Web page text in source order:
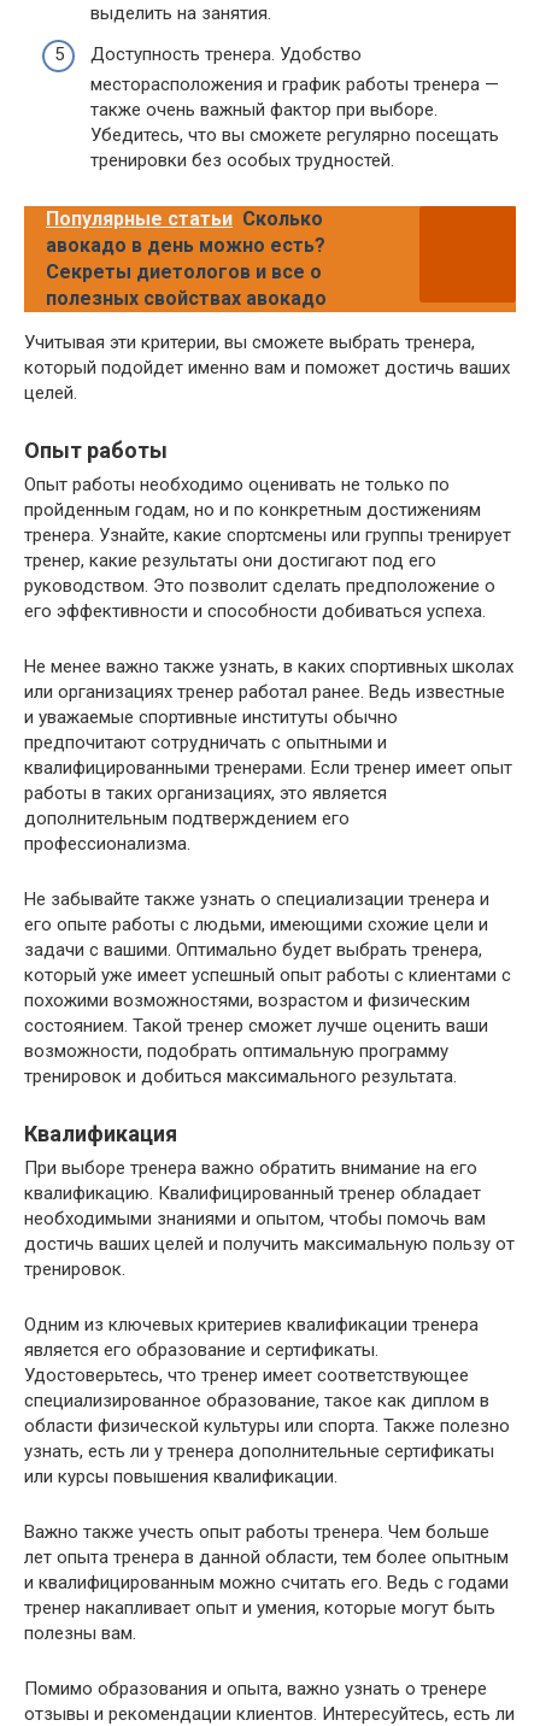
выделить на занятия.
Доступность тренера. Удобство
месторасположения и график работы тренера —
также очень важный фактор при выборе.
Убедитесь, что вы сможете регулярно посещать
тренировки без особых трудностей.
Популярные статьи Сколько
авокадо в день можно есть?
Секреты диетологов и все о
полезных свойствах авокадо
Учитывая эти критерии, вы сможете выбрать тренера,
который подойдет именно вам и поможет достичь ваших
целей.
Опыт работы
Опыт работы необходимо оценивать не только по
пройденным годам, но и по конкретным достижениям
тренера. Узнайте, какие спортсмены или группы тренирует
тренер, какие результаты они достигают под его
руководством. Это позволит сделать предположение о
его эффективности и способности добиваться успеха.
Не менее важно также узнать, в каких спортивных школах
или организациях тренер работал ранее. Ведь известные
и уважаемые спортивные институты обычно
предпочитают сотрудничать с опытными и
квалифицированными тренерами. Если тренер имеет опыт
работы в таких организациях, это является
дополнительным подтверждением его
профессионализма.
Не забывайте также узнать о специализации тренера и
его опыте работы с людьми, имеющими схожие цели и
задачи с вашими. Оптимально будет выбрать тренера,
который уже имеет успешный опыт работы с клиентами с
похожими возможностями, возрастом и физическим
состоянием. Такой тренер сможет лучше оценить ваши
возможности, подобрать оптимальную программу
тренировок и добиться максимального результата.
Квалификация
При выборе тренера важно обратить внимание на его
квалификацию. Квалифицированный тренер обладает
необходимыми знаниями и опытом, чтобы помочь вам
достичь ваших целей и получить максимальную пользу от
тренировок.
Одним из ключевых критериев квалификации тренера
является его образование и сертификаты.
Удостоверьтесь, что тренер имеет соответствующее
специализированное образование, такое как диплом в
области физической культуры или спорта. Также полезно
узнать, есть ли у тренера дополнительные сертификаты
или курсы повышения квалификации.
Важно также учесть опыт работы тренера. Чем больше
лет опыта тренера в данной области, тем более опытным
и квалифицированным можно считать его. Ведь с годами
тренер накапливает опыт и умения, которые могут быть
полезны вам.
Помимо образования и опыта, важно узнать о тренере
отзывы и рекомендации клиентов. Интересуйтесь, есть ли